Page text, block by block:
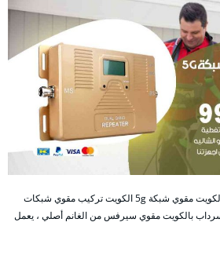
افضل مقوي سيرفس 5g النعيم الكويت مقوي شبكة 5g الكويت تركيب مقوي شبكات
بالكويت مقوي سيرفس من الغانم أصلي ، يعمل